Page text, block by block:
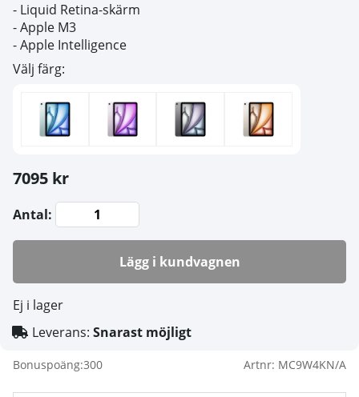
- Liquid Retina-skärm
- Apple M3
- Apple Intelligence
Välj färg:
7095 kr
Antal:
Lägg i kundvagnen
Ej i lager
Leverans: Snarast möjligt
Bonuspoäng:300 Artnr: MC9W4KN/A